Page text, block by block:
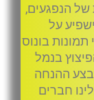
של הנפגעים,
על
תמונות בונוס
בנמל
מבצע ההנחה
חברים